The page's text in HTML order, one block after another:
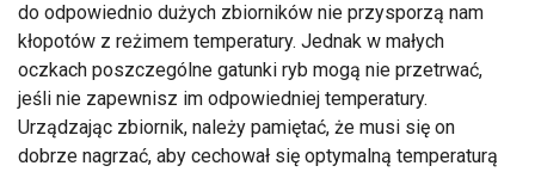
do odpowiednio dużych zbiorników nie przysporzą nam
kłopotów z reżimem temperatury. Jednak w małych
oczkach poszczególne gatunki ryb mogą nie przetrwać,
jeśli nie zapewnisz im odpowiedniej temperatury.
Urządzając zbiornik, należy pamiętać, że musi się on
dobrze nagrzać, aby cechował się optymalną temperaturą